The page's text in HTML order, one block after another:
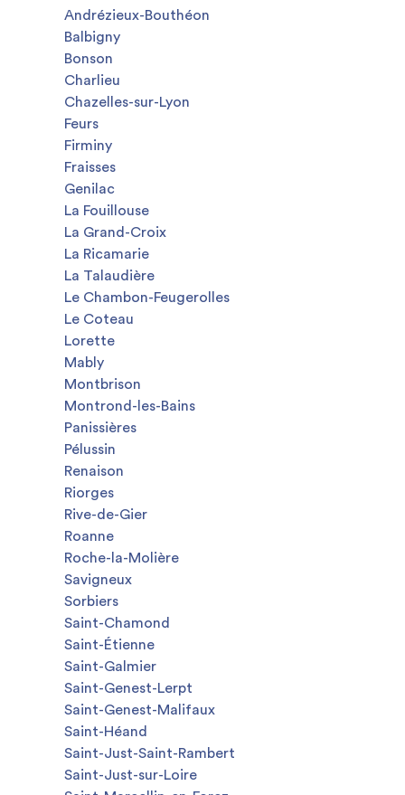
Andrézieux-Bouthéon
Balbigny
Bonson
Charlieu
Chazelles-sur-Lyon
Feurs
Firminy
Fraisses
Genilac
La Fouillouse
La Grand-Croix
La Ricamarie
La Talaudière
Le Chambon-Feugerolles
Le Coteau
Lorette
Mably
Montbrison
Montrond-les-Bains
Panissières
Pélussin
Renaison
Riorges
Rive-de-Gier
Roanne
Roche-la-Molière
Savigneux
Sorbiers
Saint-Chamond
Saint-Étienne
Saint-Galmier
Saint-Genest-Lerpt
Saint-Genest-Malifaux
Saint-Héand
Saint-Just-Saint-Rambert
Saint-Just-sur-Loire